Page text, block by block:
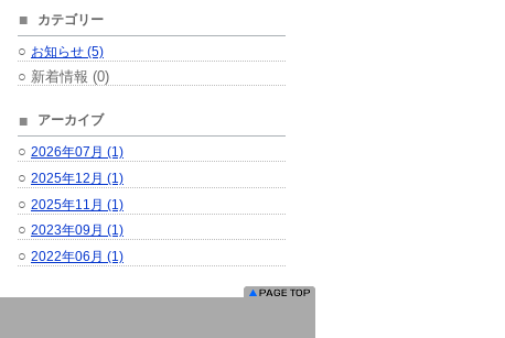
カテゴリー
○ お知らせ (5)
○ 新着情報 (0)
アーカイブ
○ 2026年07月 (1)
○ 2025年12月 (1)
○ 2025年11月 (1)
○ 2023年09月 (1)
○ 2022年06月 (1)